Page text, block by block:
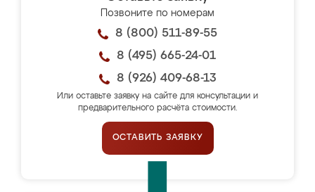
Позвоните по номерам
8 (800) 511-89-55
8 (495) 665-24-01
8 (926) 409-68-13
Или оставьте заявку на сайте для консультации и
предварительного расчёта стоимости.
ОСТАВИТЬ ЗАЯВКУ